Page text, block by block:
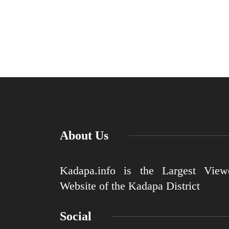
About Us
Kadapa.info is the Largest
Website of the Kadapa District
Social